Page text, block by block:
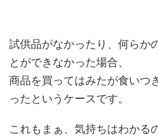
試供品がなかったり、何らか
とができなかった場合、
商品を買ってはみたが食いつ
ったというケースです。
これもまぁ、気持ちはわかる